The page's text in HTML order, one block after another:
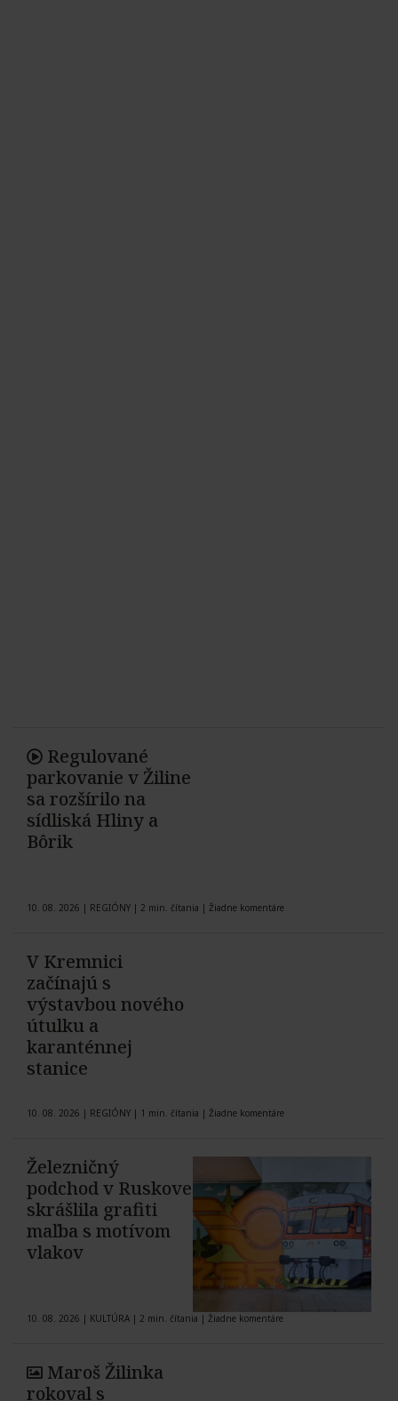
Regulované
parkovanie v Žiline
sa rozšírilo na
sídliská Hliny a
Bôrik
10. 08. 2026 | REGIÓNY | 2 min. čítania | Žiadne komentáre
V Kremnici
začínajú s
výstavbou nového
útulku a
karanténnej
stanice
10. 08. 2026 | REGIÓNY | 1 min. čítania | Žiadne komentáre
Železničný
podchod v Ruskove
skrášlila grafiti
maľba s motívom
vlakov
10. 08. 2026 | KULTÚRA | 2 min. čítania | Žiadne komentáre
Maroš Žilinka
rokoval s